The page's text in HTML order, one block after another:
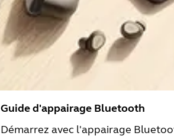
Guide d'appairage Bluetooth
Démarrez avec l'appairage